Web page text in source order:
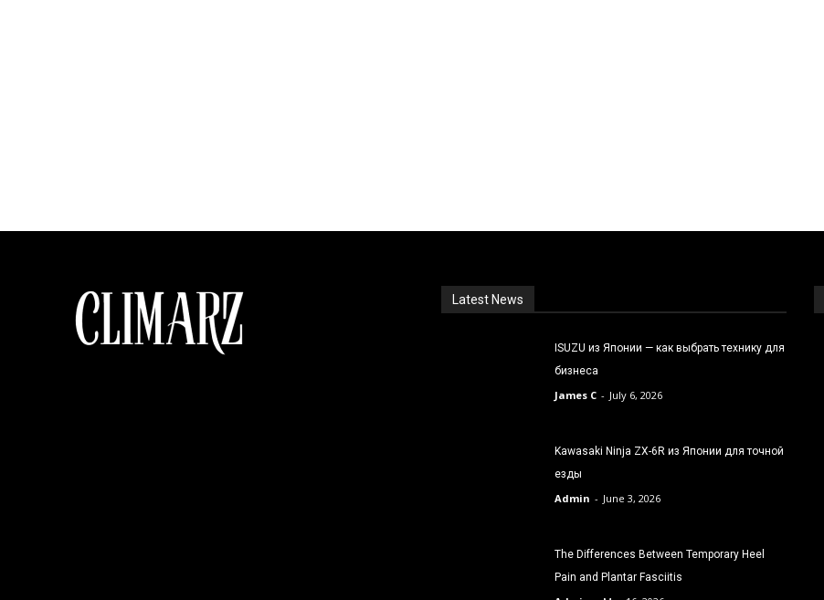
Latest News
ISUZU из Японии — как выбрать технику для
бизнеса
James C - July 6, 2026
Kawasaki Ninja ZX-6R из Японии для точной
езды
Admin - June 3, 2026
The Differences Between Temporary Heel
Pain and Plantar Fasciitis